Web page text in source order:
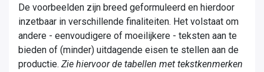
De voorbeelden zijn breed geformuleerd en hierdoor
inzetbaar in verschillende finaliteiten. Het volstaat om
andere - eenvoudigere of moeilijkere - teksten aan te
bieden of (minder) uitdagende eisen te stellen aan de
productie.​ Zie hiervoor de tabellen met tekstkenmerken